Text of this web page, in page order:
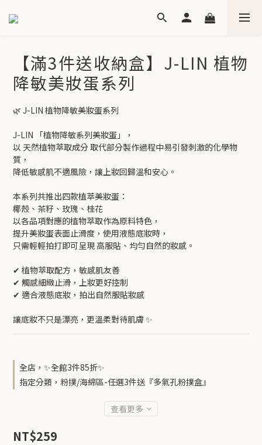
【滿3件送收納盒】J-LIN 植物
降敏美妝蛋系列
🌿 J-LIN 植物降敏美妝蛋系列
J-LIN 「植物降敏系列美妝蛋」，
以 天然植物萃取成分 取代部分製作過程中易引發刺激的化學物
質，
降低敏感肌不適風險，讓上妝回歸溫和安心。
本系列共推出四款植萃美妝蛋：
椰殼、茶籽、玫瑰、桂花
以各品項對應的植物萃取作為原料特色，
提升美妝蛋表面止滑度，使用液態底妝時，
只需輕輕拍打即可呈現 高服貼、均勻自然的妝感。
✔ 植物萃取配方，敏感肌友善
✔ 觸感細緻止滑，上妝更好控制
✔ 適合液態底妝，拍出自然服貼妝感
讓底妝不只是漂亮，更溫柔對待肌膚 ✨
全店，✨全館3件85折✨
指定分類，粉撲/海綿區-任選3件送『多氣孔粉撲盒』
查看更多
NT$259